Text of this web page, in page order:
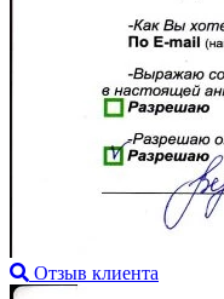
Отзыв клиента